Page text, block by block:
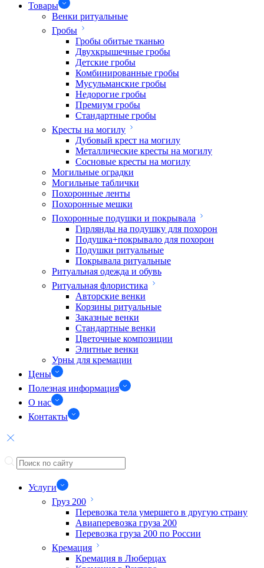
Товары
Венки ритуальные
Гробы
Гробы обитые тканью
Двухкрышечные гробы
Детские гробы
Комбинированные гробы
Мусульманские гробы
Недорогие гробы
Премиум гробы
Стандартные гробы
Кресты на могилу
Дубовый крест на могилу
Металлические кресты на могилу
Сосновые кресты на могилу
Могильные оградки
Могильные таблички
Похоронные ленты
Похоронные мешки
Похоронные подушки и покрывала
Гирлянды на подушку для похорон
Подушка+покрывало для похорон
Подушки ритуальные
Покрывала ритуальные
Ритуальная одежда и обувь
Ритуальная флористика
Авторские венки
Корзины ритуальные
Заказные венки
Стандартные венки
Цветочные композиции
Элитные венки
Урны для кремации
Цены
Полезная информация
О нас
Контакты
Услуги
Груз 200
Перевозка тела умершего в другую страну
Авиаперевозка груза 200
Перевозка груза 200 по России
Кремация
Кремация в Люберцах